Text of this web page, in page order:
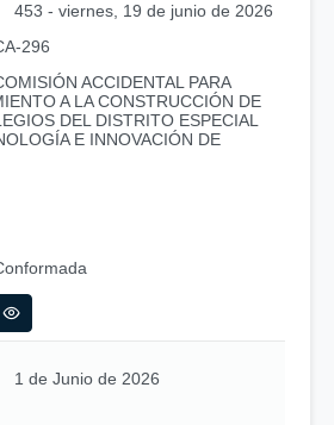
453 - viernes, 19 de junio de 2026
296
ACCIDENTAL PARA
A LA CONSTRUCCIÓN DE
DEL DISTRITO ESPECIAL
E INNOVACIÓN DE
1 de Junio de 2026